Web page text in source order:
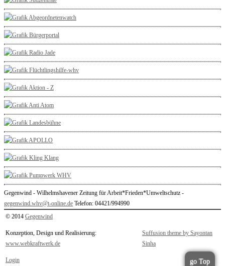
Gegenwind - Wilhelmshavener Zeitung für Arbeit*Frieden*Umweltschutz -
gegenwind.whv@t-online.de Telefon: 04421/994990
© 2014 Gegenwind
Konzeption, Design und Realisierung:
www.webkraftwerk.de
Login
Suffusion theme by Sayontan
Sinha
go Top